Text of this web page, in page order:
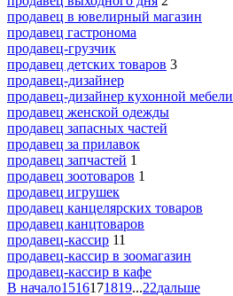
продавец в ювелирный магазин
продавец гастронома
продавец-грузчик
продавец детских товаров 3
продавец-дизайнер
продавец-дизайнер кухонной мебели
продавец женской одежды
продавец запасных частей
продавец за прилавок
продавец запчастей 1
продавец зоотоваров 1
продавец игрушек
продавец канцелярских товаров
продавец канцтоваров
продавец-кассир 11
продавец-кассир в зоомагазин
продавец-кассир в кафе
В начало1516171819...22дальше